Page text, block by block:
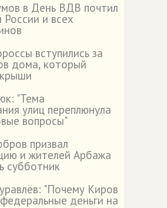
в День ВДВ почтил
России и всех
вступились за
дома, который
"Тема
улиц переплюнула
вопросы"
призвал
и жителей Арбажа
субботник
"Почему Киров
деньги на